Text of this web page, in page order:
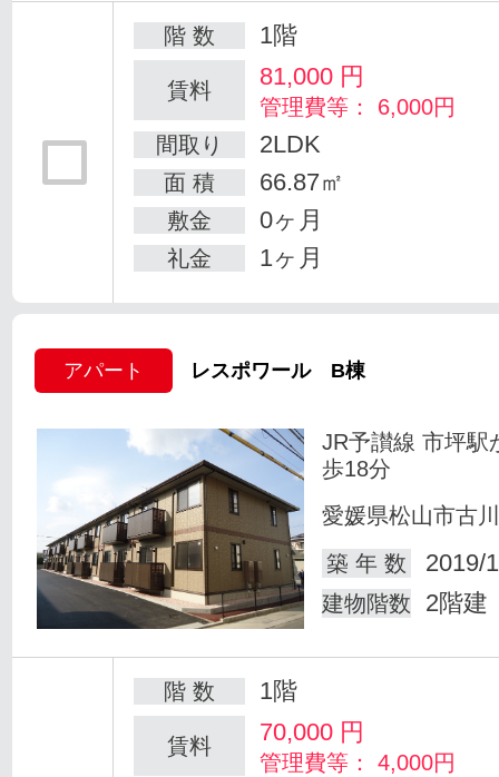
階 数 1階
賃料 81,000 円
管理費等： 6,000円
間取り
2LDK
面 積 66.87㎡
敷金 0ヶ月
礼金 1ヶ月
アパート レスポワール B棟
JR予讃線 市坪駅
歩18分
愛媛県松山市古
築 年 数
2019/
建物階数 2階建
階 数 1階
賃料 70,000 円
管理費等： 4,000円